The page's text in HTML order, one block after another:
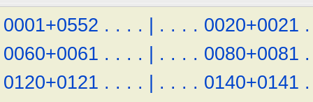
0001+0552 . . . . | . . . . 0020+0021 .
0060+0061 . . . . | . . . . 0080+0081 .
0120+0121 . . . . | . . . . 0140+0141 .